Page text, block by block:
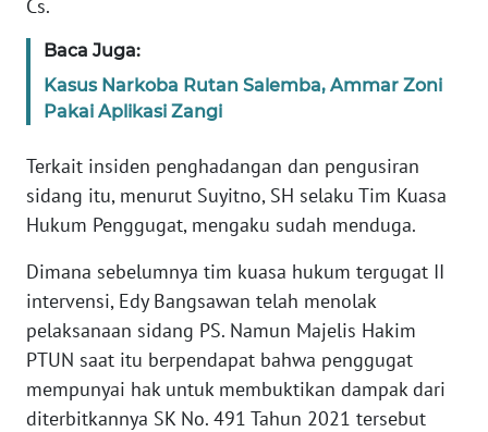
Cs.
Baca Juga:
Kasus Narkoba Rutan Salemba, Ammar Zoni
Pakai Aplikasi Zangi
Terkait insiden penghadangan dan pengusiran
sidang itu, menurut Suyitno, SH selaku Tim Kuasa
Hukum Penggugat, mengaku sudah menduga.
Dimana sebelumnya tim kuasa hukum tergugat II
intervensi, Edy Bangsawan telah menolak
pelaksanaan sidang PS. Namun Majelis Hakim
PTUN saat itu berpendapat bahwa penggugat
mempunyai hak untuk membuktikan dampak dari
diterbitkannya SK No. 491 Tahun 2021 tersebut
WN
NUSANTARA
JOGJA
WN
WN
BALI
KALBAR